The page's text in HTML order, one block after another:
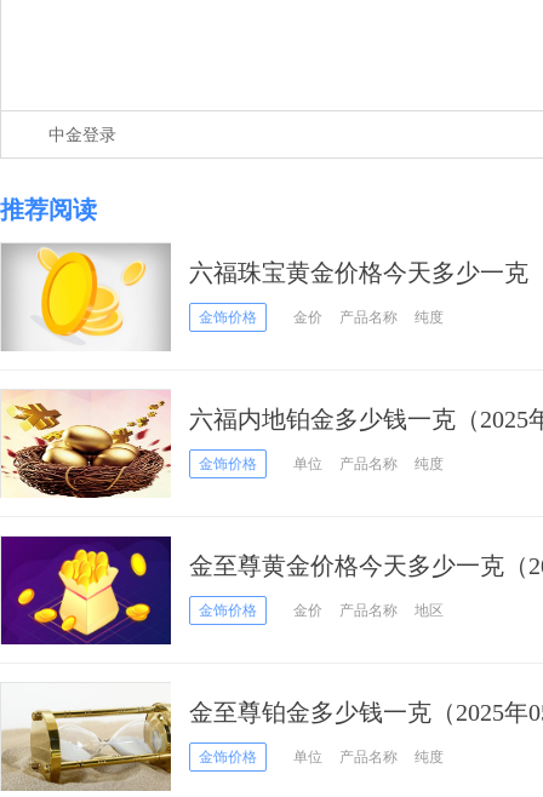
中金登录
推荐阅读
六福珠宝黄金价格今天多少一克
金饰价格 金价 产品名称 纯度
六福内地铂金多少钱一克（2025
金饰价格 单位 产品名称 纯度
金至尊黄金价格今天多少一克（
金饰价格 金价 产品名称 地区
金至尊铂金多少钱一克（2025年
金饰价格 单位 产品名称 纯度